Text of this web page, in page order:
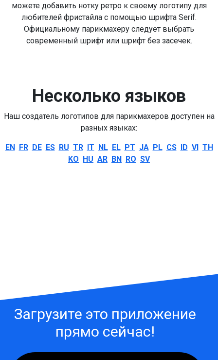
можете добавить нотку ретро к своему логотипу для
любителей фристайла с помощью шрифта Serif.
Официальному парикмахеру следует выбрать
современный шрифт или шрифт без засечек.
Несколько языков
Наш создатель логотипов для парикмахеров доступен на
разных языках:
EN FR DE ES RU TR IT NL EL PT JA PL CS ID VI TH
KO HU AR BN RO SV
Загрузите это приложение
прямо сейчас!